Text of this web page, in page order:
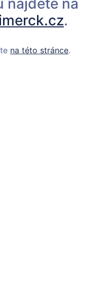
najdete na
.
na této stránce.